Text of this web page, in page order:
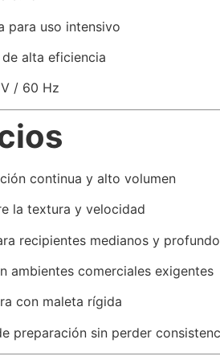
para uso intensivo
alta eficiencia
/ 60 Hz
continua y alto volumen
la textura y velocidad
recipientes medianos y
ambientes comerciales exigentes
con maleta rígida
preparación sin perder